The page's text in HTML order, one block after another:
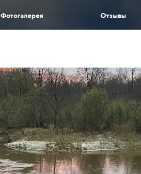
Фотогалерея Отзывы